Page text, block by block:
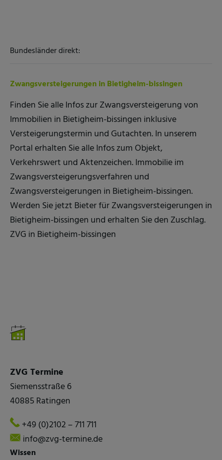
Bundesländer direkt:
Zwangsversteigerungen in Bietigheim-bissingen
Finden Sie alle Infos zur Zwangsversteigerung von
Immobilien in Bietigheim-bissingen inklusive
Versteigerungstermin und Gutachten. In unserem
Portal erhalten Sie alle Infos zum Objekt,
Verkehrswert und Aktenzeichen. Immobilie im
Zwangsversteigerungsverfahren und
Zwangsversteigerungen in Bietigheim-bissingen.
Werden Sie jetzt Bieter für Zwangsversteigerungen in
Bietigheim-bissingen und erhalten Sie den Zuschlag.
ZVG in Bietigheim-bissingen
ZVG Termine
Siemensstraße 6
40885 Ratingen
+49 (0)2102 – 711 711
info@zvg-termine.de
Wissen